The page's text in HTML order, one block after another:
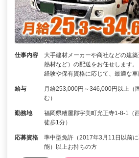
仕事内容
大手建材メーカーや商社などの建
熱材など）の配送をお任せします
経験や保有資格に応じて、最適な
給与
月給253,000円～346,000円以上（
む）
勤務地
福岡県糟屋郡宇美町光正寺1-8-1（
徒歩1分）
応募資格
準中型免許（2017年3月11日以前
能）以上お持ちの方